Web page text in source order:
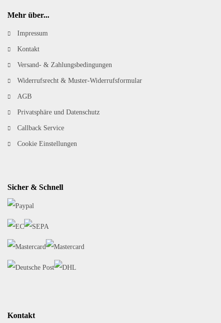
Mehr über...
Impressum
Kontakt
Versand- & Zahlungsbedingungen
Widerrufsrecht & Muster-Widerrufsformular
AGB
Privatsphäre und Datenschutz
Callback Service
Cookie Einstellungen
Sicher & Schnell
Kontakt